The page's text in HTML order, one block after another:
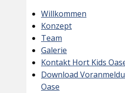
Willkommen
Konzept
Team
Galerie
Kontakt Hort Kids
Download
Oase